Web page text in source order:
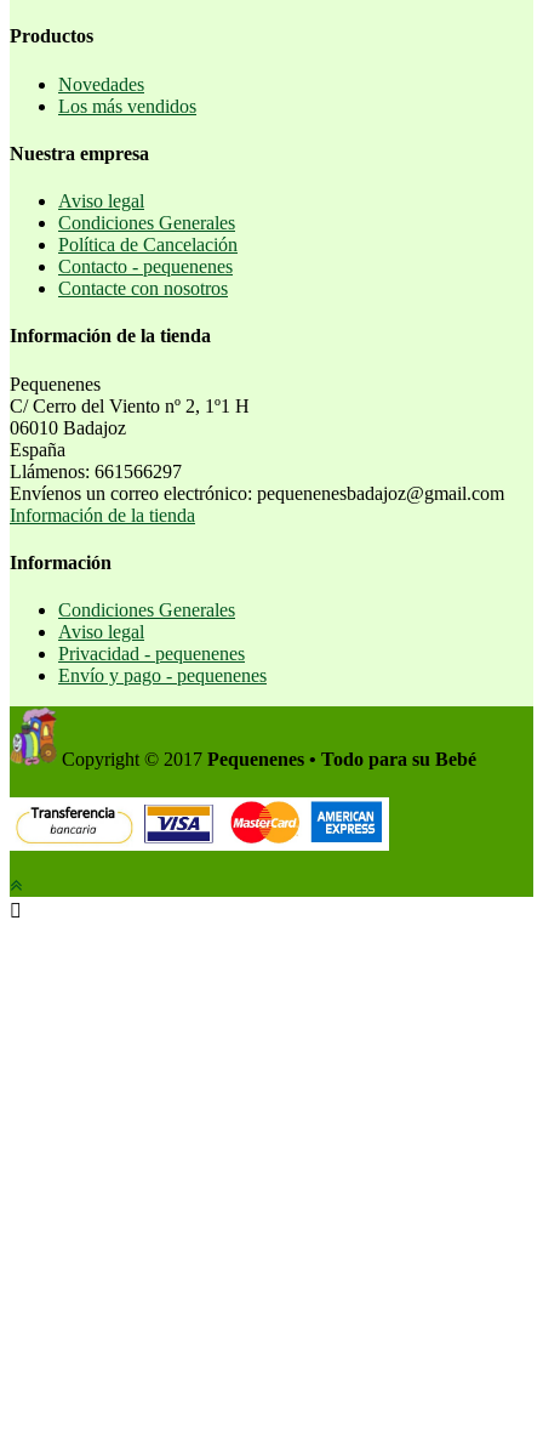
Productos
Novedades
Los más vendidos
Nuestra empresa
Aviso legal
Condiciones Generales
Política de Cancelación
Contacto - pequenenes
Contacte con nosotros
Información de la tienda
Pequenenes
C/ Cerro del Viento nº 2, 1º1 H
06010 Badajoz
España
Llámenos: 661566297
Envíenos un correo electrónico: pequenenesbadajoz@gmail.com
Información de la tienda
Información
Condiciones Generales
Aviso legal
Privacidad - pequenenes
Envío y pago - pequenenes
Copyright © 2017 Pequenenes • Todo para su Bebé
